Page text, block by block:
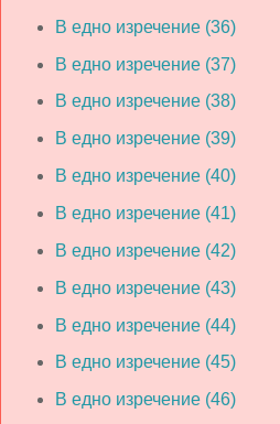
В едно изречение (36)
В едно изречение (37)
В едно изречение (38)
В едно изречение (39)
В едно изречение (40)
В едно изречение (41)
В едно изречение (42)
В едно изречение (43)
В едно изречение (44)
В едно изречение (45)
В едно изречение (46)